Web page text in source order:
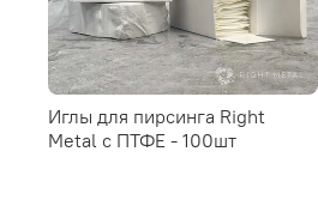
Иглы для пирсинга Right
Metal c ПТФЕ - 100шт